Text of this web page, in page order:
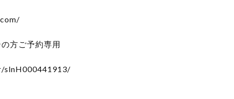
方ご予約専用
slnH000441913/